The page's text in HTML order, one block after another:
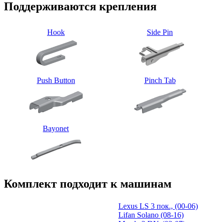
Поддерживаются крепления
Hook Side Pin
Push Button Pinch Tab
Bayonet
Комплект подходит к машинам
Lexus LS 3 пок., (00-06)
Lifan Solano (08-16)